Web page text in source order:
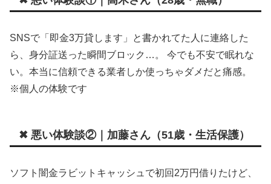
SNSで「即金3万貸します」と書かれてた人に連絡した
ら、身分証送った瞬間ブロック…。 今でも不安で眠れな
い。本当に信頼できる業者しか使っちゃダメだと痛感。
※個人の体験です
✖ 悪い体験談②｜加藤さん（51歳・生活保護）
ソフト闇金ラビットキャッシュで初回2万円借りたけど、